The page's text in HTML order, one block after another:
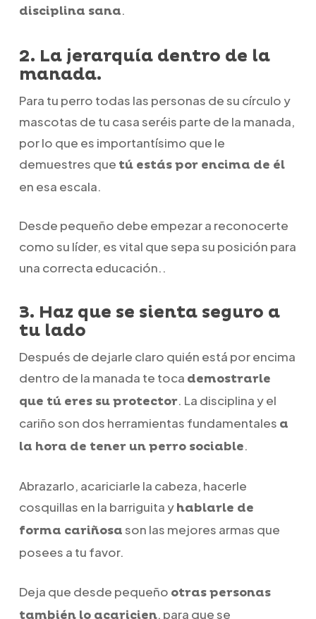
disciplina sana.
2. La jerarquía dentro de la
manada.
Para tu perro todas las personas de su círculo y
mascotas de tu casa seréis parte de la manada,
por lo que es importantísimo que le
demuestres que tú estás por encima de él
en esa escala.
Desde pequeño debe empezar a reconocerte
como su líder, es vital que sepa su posición para
una correcta educación..
3. Haz que se sienta seguro a
tu lado
Después de dejarle claro quién está por encima
dentro de la manada te toca demostrarle
que tú eres su protector. La disciplina y el
cariño son dos herramientas fundamentales a
la hora de tener un perro sociable.
Abrazarlo, acariciarle la cabeza, hacerle
cosquillas en la barriguita yhablarle de
forma cariñosason las mejores armas que
posees a tu favor.
Deja que desde pequeño otras personas
también lo acaricien, para que se